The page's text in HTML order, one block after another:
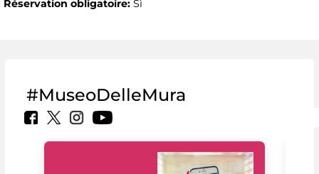
Réservation obligatoire: Sì
#MuseoDelleMura